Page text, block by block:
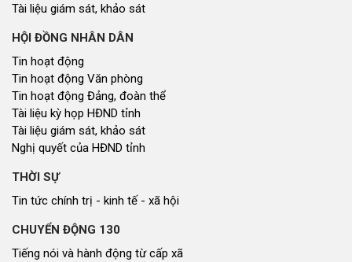
Tài liệu giám sát, khảo sát
HỘI ĐỒNG NHÂN DÂN
Tin hoạt động
Tin hoạt động Văn phòng
Tin hoạt động Đảng, đoàn thể
Tài liệu kỳ họp HĐND tỉnh
Tài liệu giám sát, khảo sát
Nghị quyết của HĐND tỉnh
THỜI SỰ
Tin tức chính trị - kinh tế - xã hội
CHUYỂN ĐỘNG 130
Tiếng nói và hành động từ cấp xã